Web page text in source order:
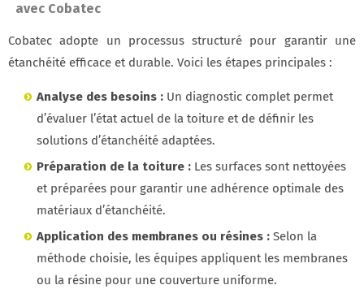
avec Cobatec
Cobatec adopte un processus structuré pour garantir une
étanchéité efficace et durable. Voici les étapes principales :
Analyse des besoins : Un diagnostic complet permet
d’évaluer l’état actuel de la toiture et de définir les
solutions d’étanchéité adaptées.
Préparation de la toiture : Les surfaces sont nettoyées
et préparées pour garantir une adhérence optimale des
matériaux d’étanchéité.
Application des membranes ou résines : Selon la
méthode choisie, les équipes appliquent les membranes
ou la résine pour une couverture uniforme.